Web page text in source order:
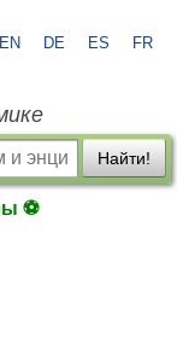
EN DE ES FR
Найти!
⚽